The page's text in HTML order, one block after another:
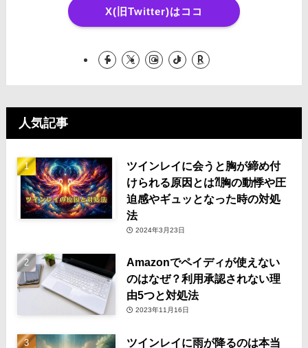
X(旧Twitter)はココ
人気記事
ツインレイに会うと胸が締め付
けられる原因とは⁈胸の動悸や圧
迫感やギュッとなった時の対処
法
2024年3月23日
Amazonでペイディが使えない
のはなぜ？利用承認されない理
由5つと対処法
2023年11月16日
ツインレイに雨が降るのは本当